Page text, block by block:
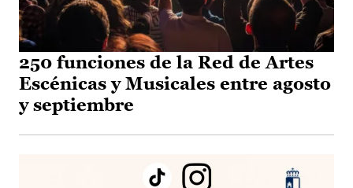
250 funciones de la Red de Artes
Escénicas y Musicales entre agosto
y septiembre